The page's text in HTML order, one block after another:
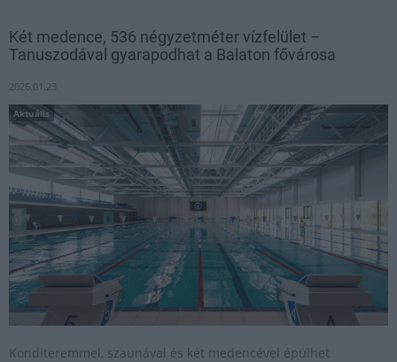
Két medence, 536 négyzetméter vízfelület –
Tanuszodával gyarapodhat a Balaton fővárosa
2026.01.23
Aktuális
Konditeremmel, szaunával és két medencével épülhet